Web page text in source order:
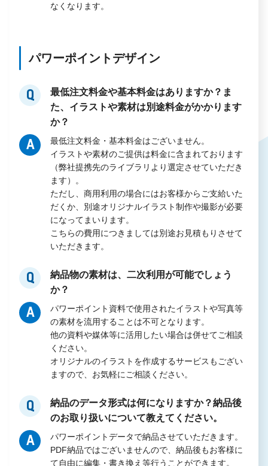
なくなります。
パワーポイントデザイン
Q
最低注文料金や基本料金はありますか？ま
た、イラストや素材は別途料金がかかります
か？
A
最低注文料金・基本料金はございません。
イラストや素材のご提供は料金に含まれております
（弊社提携先のライブラリより選定させていただき
ます）。
ただし、商用利用の場合にはお客様からご支給いた
だくか、別途オリジナルイラスト制作や撮影が必要
になってまいります。
こちらの費用につきましては別途お見積もりさせて
いただきます。
Q
納品物の素材は、二次利用が可能でしょう
か？
A
パワーポイント資料で使用されたイラストや写真等
の素材を流用することは不可となります。
他の資料や媒体等に活用したい場合は併せてご相談
ください。
オリジナルのイラストを作成するサービスもござい
ますので、お気軽にご相談ください。
Q
納品のデータ形式は何になりますか？納品後
のお取り扱いについて教えてください。
A
パワーポイントデータで納品させていただきます。
PDF納品ではございませんので、納品後もお客様に
て自由に編集・書き換え等行うことができます。